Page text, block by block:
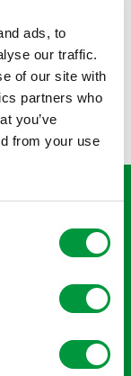
ads, to
our traffic.
of our site with
partners who
you’ve
from your use
hun
monitoren
de
type 1
de
jongeren
als